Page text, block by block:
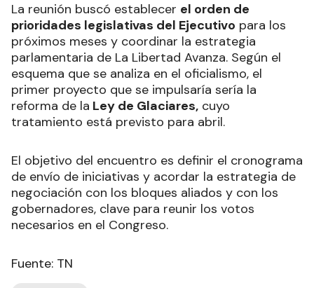
La reunión buscó establecer el orden de
prioridades legislativas del Ejecutivo para los
próximos meses y coordinar la estrategia
parlamentaria de La Libertad Avanza. Según el
esquema que se analiza en el oficialismo, el
primer proyecto que se impulsaría sería la
reforma de la Ley de Glaciares, cuyo
tratamiento está previsto para abril.
El objetivo del encuentro es definir el cronograma
de envío de iniciativas y acordar la estrategia de
negociación con los bloques aliados y con los
gobernadores, clave para reunir los votos
necesarios en el Congreso.
Fuente: TN